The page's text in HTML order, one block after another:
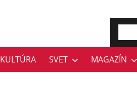
KULTÚRA SVET MAGAZÍN